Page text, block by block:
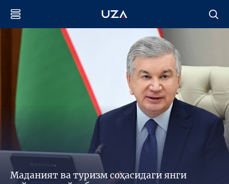
Маданият ва туризм соҳасидаги янги